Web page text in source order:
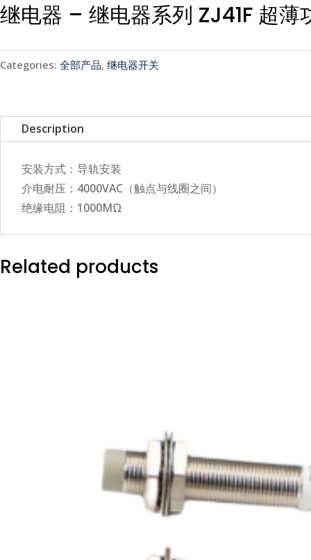
继电器 – 继电器系列 ZJ41F 超薄
Categories: 全部产品, 继电器开关
Description
安装方式：导轨安装
介电耐压：4000VAC（触点与线圈之间）
绝缘电阻：1000MΩ
Related products